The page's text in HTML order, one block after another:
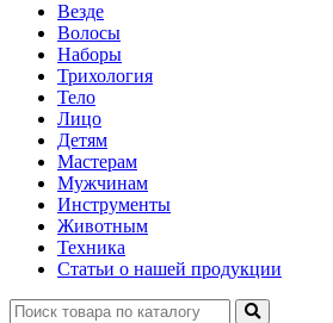
Везде
Волосы
Наборы
Трихология
Тело
Лицо
Детям
Мастерам
Мужчинам
Инструменты
Животным
Техника
Статьи о нашей продукции